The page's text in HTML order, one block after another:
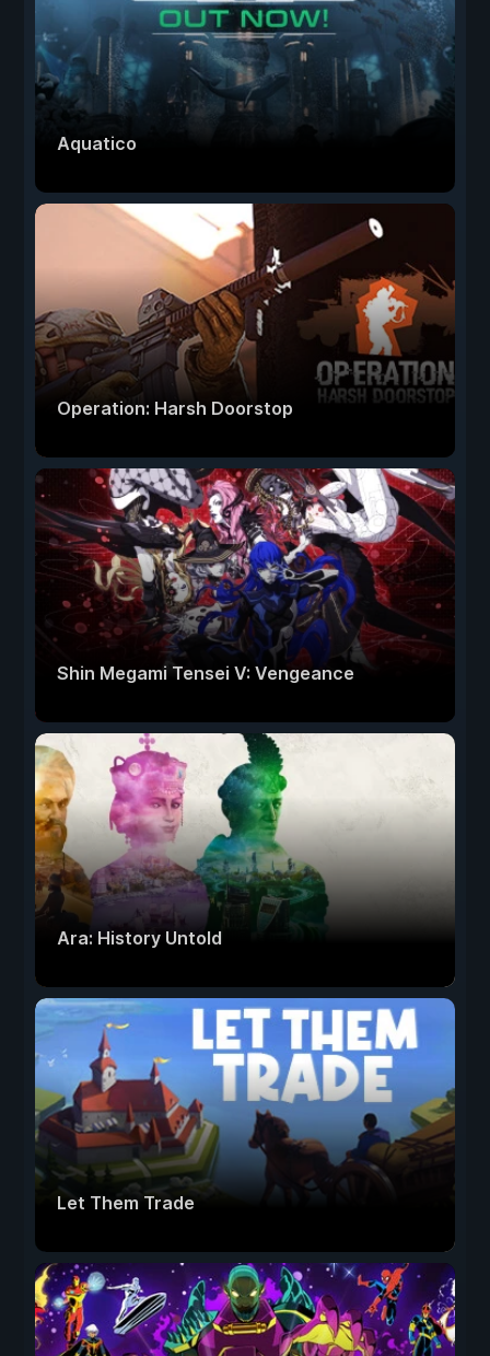
Aquatico
Operation: Harsh Doorstop
Shin Megami Tensei V: Vengeance
Ara: History Untold
Let Them Trade